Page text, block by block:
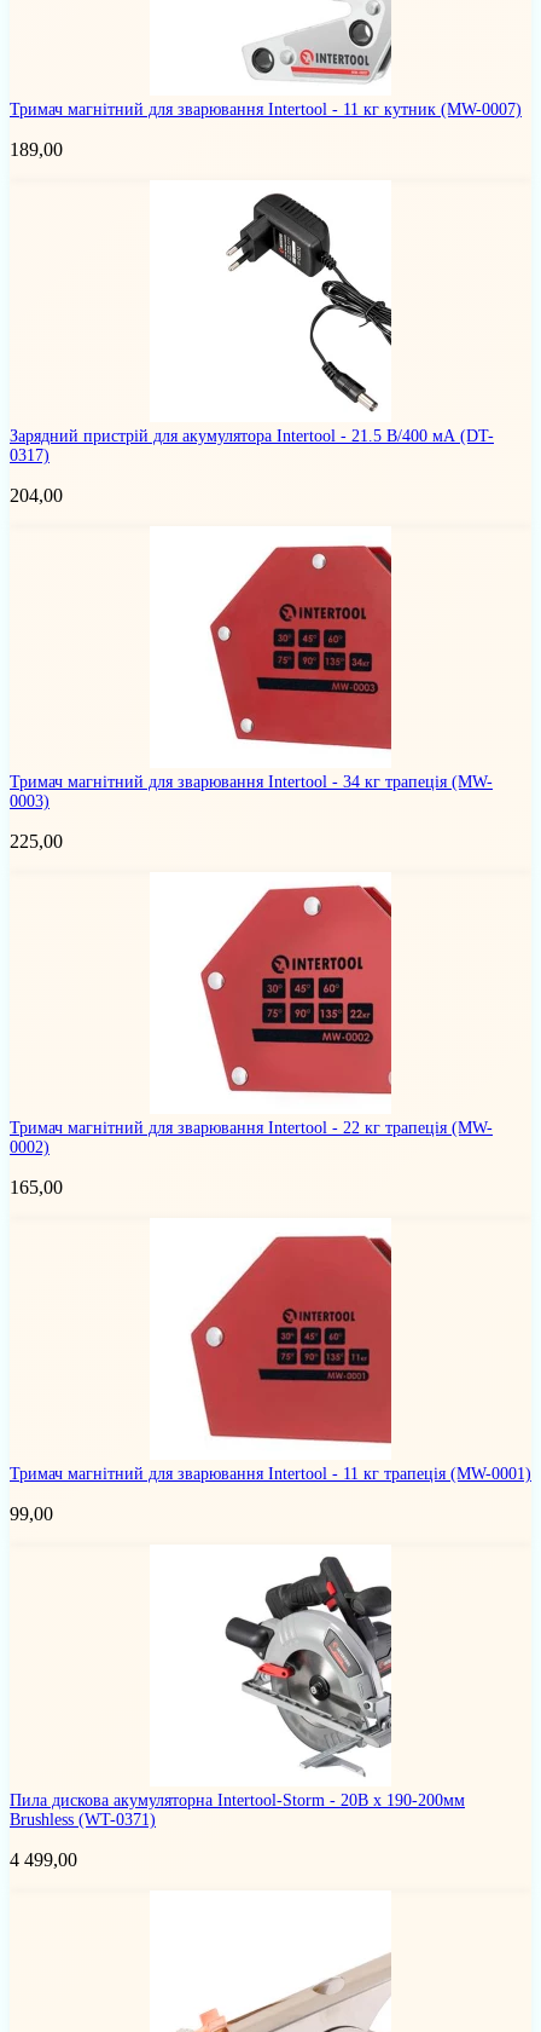
Тримач магнітний для зварювання Intertool - 11 кг кутник (MW-0007)
189,00
Зарядний пристрій для акумулятора Intertool - 21.5 В/400 мА (DT-
0317)
204,00
Тримач магнітний для зварювання Intertool - 34 кг трапеція (MW-
0003)
225,00
Тримач магнітний для зварювання Intertool - 22 кг трапеція (MW-
0002)
165,00
Тримач магнітний для зварювання Intertool - 11 кг трапеція (MW-0001)
99,00
Пила дискова акумуляторна Intertool-Storm - 20В x 190-200мм
Brushless (WT-0371)
4 499,00